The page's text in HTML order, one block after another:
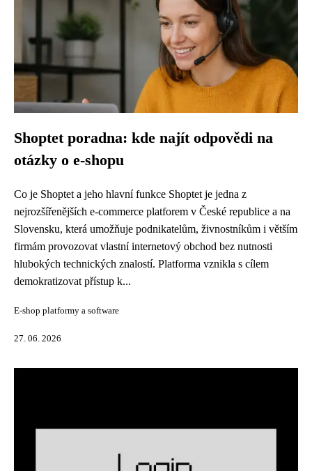
Shoptet poradna: kde najít odpovědi na
otázky o e-shopu
Co je Shoptet a jeho hlavní funkce Shoptet je jedna z
nejrozšířenějších e-commerce platforem v České republice a na
Slovensku, která umožňuje podnikatelům, živnostníkům i větším
firmám provozovat vlastní internetový obchod bez nutnosti
hlubokých technických znalostí. Platforma vznikla s cílem
demokratizovat přístup k...
E-shop platformy a software
27. 06. 2026